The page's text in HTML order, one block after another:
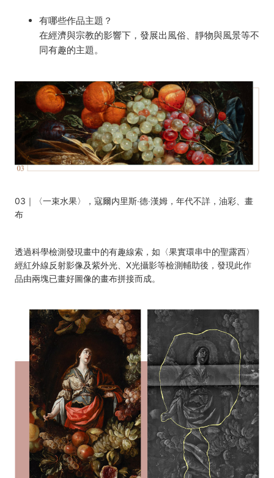
有哪些作品主題？
在經濟與宗教的影響下，發展出風俗、靜物與風景等不
同有趣的主題。
03｜〈一束水果〉，寇爾内里斯‧德‧漢姆，年代不詳，油彩、畫
布
透過科學檢測發現畫中的有趣線索，如〈果實環串中的聖露西〉
經紅外線反射影像及紫外光、X光攝影等檢測輔助後，發現此作
品由兩塊已畫好圖像的畫布拼接而成。